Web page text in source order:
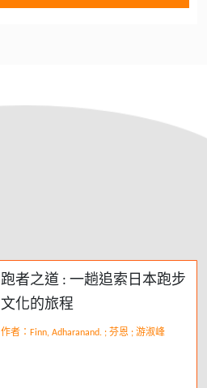
跑者之道 : 一趟追索日本跑步
文化的旅程
作者：Finn, Adharanand. ; 芬恩 ; 游淑峰